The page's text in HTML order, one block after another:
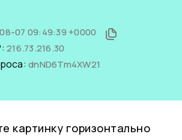
07 09:49:39 +0000
216.73.216.30
dnND6Tm4XW21
картинку горизонтально